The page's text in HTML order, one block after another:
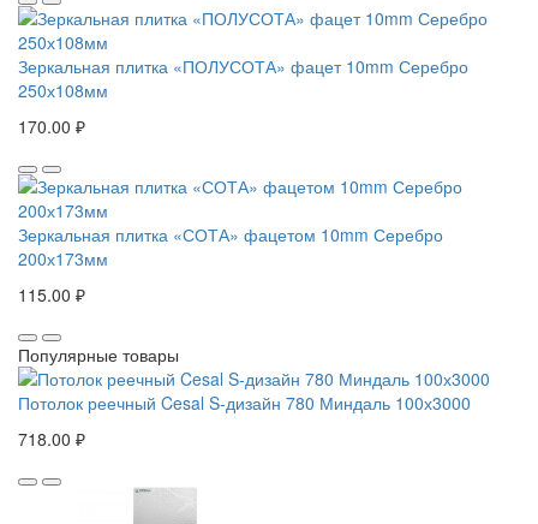
Зеркальная плитка «ПОЛУСОТА» фацет 10mm Серебро
250х108мм
170.00 ₽
Зеркальная плитка «СОТА» фацетом 10mm Серебро
200х173мм
115.00 ₽
Популярные товары
Потолок реечный Cesal S-дизайн 780 Миндаль 100х3000
718.00 ₽